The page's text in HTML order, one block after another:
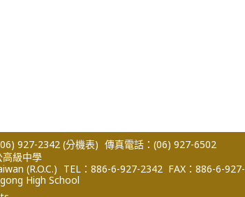
927-2342 (分機表) 傳真電話：(06) 927-6502
級中學
(R.O.C.) TEL：886-6-927-2342 FAX：886-6-
High School